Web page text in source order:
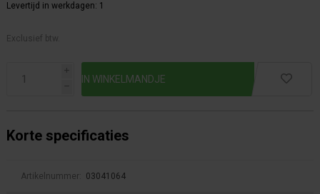
Levertijd in werkdagen: 1
Exclusief btw.
i
h
Korte specificaties
Artikelnummer: 03041064